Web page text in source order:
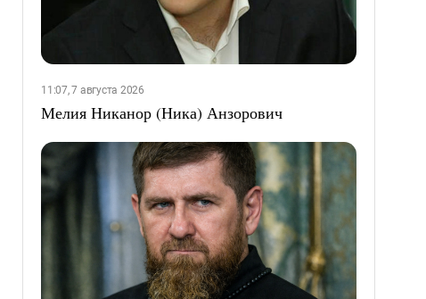
11:07, 7 августа 2026
Мелия Никанор (Ника) Анзорович